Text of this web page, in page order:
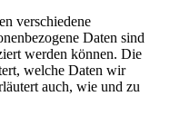
verschiedene
Daten sind
werden können. Die
welche Daten wir
auch, wie und zu